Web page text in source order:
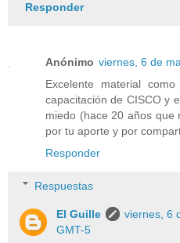
Responder
Anónimo viernes, 6 de
Excelente material
capacitación de CISCO y
miedo (hace 20 años que
por tu aporte y por
Responder
Respuestas
El Guille
viernes, 6
GMT-5